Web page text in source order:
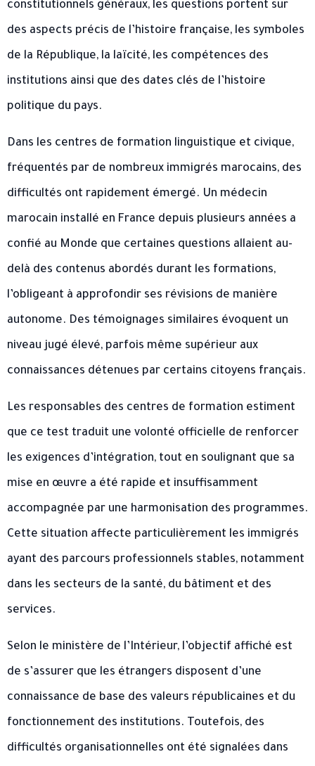
constitutionnels généraux, les questions portent sur
des aspects précis de l’histoire française, les symboles
de la République, la laïcité, les compétences des
institutions ainsi que des dates clés de l’histoire
politique du pays.
Dans les centres de formation linguistique et civique,
fréquentés par de nombreux immigrés marocains, des
difficultés ont rapidement émergé. Un médecin
marocain installé en France depuis plusieurs années a
confié au Monde que certaines questions allaient au-
delà des contenus abordés durant les formations,
l’obligeant à approfondir ses révisions de manière
autonome. Des témoignages similaires évoquent un
niveau jugé élevé, parfois même supérieur aux
connaissances détenues par certains citoyens français.
Les responsables des centres de formation estiment
que ce test traduit une volonté officielle de renforcer
les exigences d’intégration, tout en soulignant que sa
mise en œuvre a été rapide et insuffisamment
accompagnée par une harmonisation des programmes.
Cette situation affecte particulièrement les immigrés
ayant des parcours professionnels stables, notamment
dans les secteurs de la santé, du bâtiment et des
services.
Selon le ministère de l’Intérieur, l’objectif affiché est
de s’assurer que les étrangers disposent d’une
connaissance de base des valeurs républicaines et du
fonctionnement des institutions. Toutefois, des
difficultés organisationnelles ont été signalées dans